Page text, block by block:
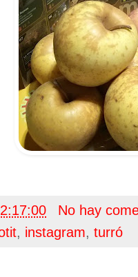
No hay
, instagram, turró